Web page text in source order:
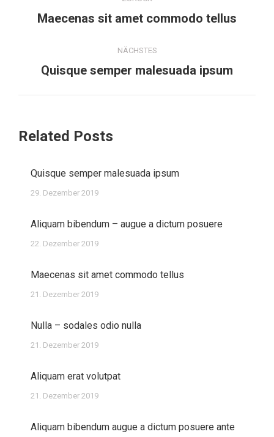
Vorheriger
Maecenas sit amet commodo tellus
NÄCHSTES
Nächster
Quisque semper malesuada ipsum
Related Posts
Quisque semper malesuada ipsum
29. Dezember 2019
Aliquam bibendum – augue a dictum posuere
22. Dezember 2019
Maecenas sit amet commodo tellus
21. Dezember 2019
Nulla – sodales odio nulla
21. Dezember 2019
Aliquam erat volutpat
21. Dezember 2019
Aliquam bibendum augue a dictum posuere ante